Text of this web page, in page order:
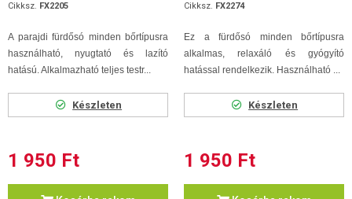
Cikksz. FX2205
A parajdi fürdősó minden bőrtípusra
használható, nyugtató és lazító
hatású. Alkalmazható teljes testr...
Készleten
1 950 Ft
Cikksz. FX2274
Ez a fürdősó minden bőrtípusra
alkalmas, relaxáló és gyógyító
hatással rendelkezik. Használható ...
Készleten
1 950 Ft